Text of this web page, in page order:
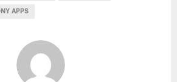
APPS